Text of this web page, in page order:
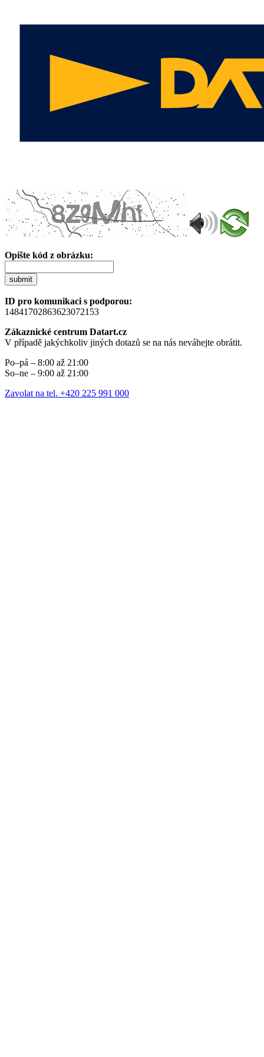
Opište kód z obrázku:
submit
ID pro komunikaci s podporou:
14841702863623072153
Zákaznické centrum Datart.cz
V případě jakýchkoliv jiných dotazů se na nás neváhejte obrátit.
Po–pá – 8:00 až 21:00
So–ne – 9:00 až 21:00
Zavolat na tel. +420 225 991 000